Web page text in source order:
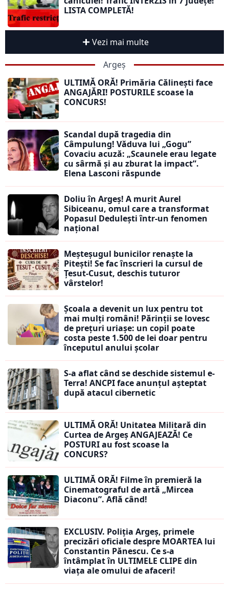
LISTA COMPLETĂ!
Vezi mai multe
Argeș
ULTIMĂ ORĂ! Primăria Călinești face
ANGAJĂRI! POSTURILE scoase la
CONCURS!
Scandal după tragedia din
Câmpulung! Văduva lui „Gogu”
Covaciu acuză: „Scaunele erau legate
cu sârmă și au zburat la impact”.
Elena Lasconi răspunde
Doliu în Argeș! A murit Aurel
Sibiceanu, omul care a transformat
Popasul Dedulești într-un fenomen
național
Meșteșugul bunicilor renaște la
Pitești! Se fac înscrieri la cursul de
Țesut-Cusut, deschis tuturor
vârstelor!
Școala a devenit un lux pentru tot
mai mulți români! Părinții se lovesc
de prețuri uriașe: un copil poate
costa peste 1.500 de lei doar pentru
începutul anului școlar
S-a aflat când se deschide sistemul e-
Terra! ANCPI face anunțul așteptat
după atacul cibernetic
ULTIMĂ ORĂ! Unitatea Militară din
Curtea de Argeș ANGAJEAZĂ! Ce
POSTURI au fost scoase la
CONCURS?
ULTIMĂ ORĂ! Filme în premieră la
Cinematograful de artă „Mircea
Diaconu”. Află când!
EXCLUSIV. Poliția Argeș, primele
precizări oficiale despre MOARTEA lui
Constantin Pănescu. Ce s-a
întâmplat în ULTIMELE CLIPE din
viața ale omului de afaceri!